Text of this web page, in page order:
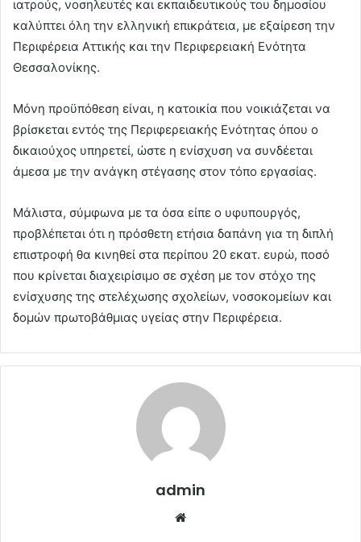
ιατρούς, νοσηλευτές και εκπαιδευτικούς του δημοσίου
καλύπτει όλη την ελληνική επικράτεια, με εξαίρεση την
Περιφέρεια Αττικής και την Περιφερειακή Ενότητα
Θεσσαλονίκης.
Μόνη προϋπόθεση είναι, η κατοικία που νοικιάζεται να
βρίσκεται εντός της Περιφερειακής Ενότητας όπου ο
δικαιούχος υπηρετεί, ώστε η ενίσχυση να συνδέεται
άμεσα με την ανάγκη στέγασης στον τόπο εργασίας.
Μάλιστα, σύμφωνα με τα όσα είπε ο υφυπουργός,
προβλέπεται ότι η πρόσθετη ετήσια δαπάνη για τη διπλή
επιστροφή θα κινηθεί στα περίπου 20 εκατ. ευρώ, ποσό
που κρίνεται διαχειρίσιμο σε σχέση με τον στόχο της
ενίσχυσης της στελέχωσης σχολείων, νοσοκομείων και
δομών πρωτοβάθμιας υγείας στην Περιφέρεια.
admin